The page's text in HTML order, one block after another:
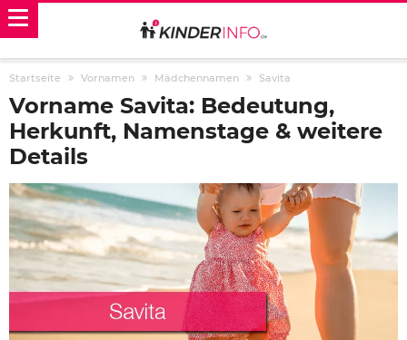
Startseite Vornamen Mädchennamen Savita
Vorname Savita: Bedeutung,
Herkunft, Namenstage & weitere
Details